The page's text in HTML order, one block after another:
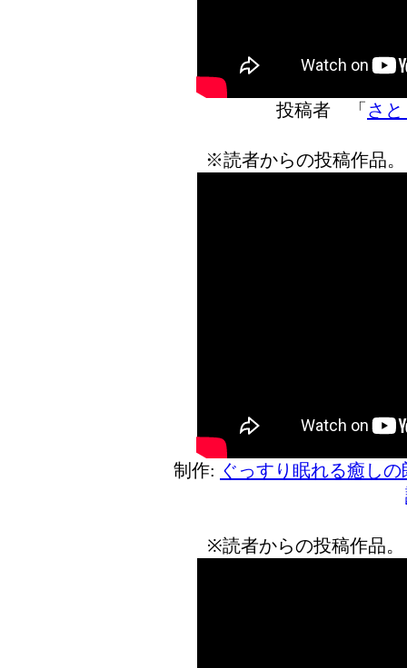
投稿者 「 さ
※読者からの投稿作品
制作: ぐっすり眠れる癒し
※読者からの投稿作品